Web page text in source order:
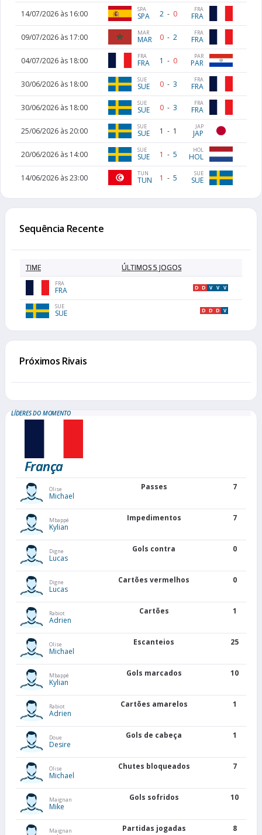
14/07/2026 às 16:00 SPA
SPA 2 - 0 FRA
FRA
09/07/2026 às 17:00 MAR
MAR 0 - 2 FRA
FRA
04/07/2026 às 18:00 FRA
FRA 1 - 0 PAR
PAR
30/06/2026 às 18:00 SUE
SUE 0 - 3 FRA
FRA
30/06/2026 às 18:00 SUE
SUE 0 - 3 FRA
FRA
25/06/2026 às 20:00 SUE
SUE 1 - 1 JAP
JAP
20/06/2026 às 14:00 SUE
SUE 1 - 5 HOL
HOL
14/06/2026 às 23:00 TUN
TUN 1 - 5 SUE
SUE
Sequência Recente
TIME ÚLTIMOS 5 JOGOS
FRA
FRA D D V V V
SUE
SUE D D D V
Próximos Rivais
LÍDERES DO MOMENTO
França
Olise
Michael
Passes 7
Mbappé
Kylian
Impedimentos 7
Digne
Lucas
Gols contra 0
Digne
Lucas
Cartões vermelhos 0
Rabiot
Adrien
Cartões 1
Olise
Michael
Escanteios 25
Mbappé
Kylian
Gols marcados 10
Rabiot
Adrien
Cartões amarelos 1
Doue
Desire
Gols de cabeça 1
Olise
Michael
Chutes bloqueados 7
Maignan
Mike
Gols sofridos 10
Maignan Partidas jogadas 8